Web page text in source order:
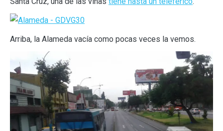
Arriba, la Alameda vacía como pocas veces la vemos.